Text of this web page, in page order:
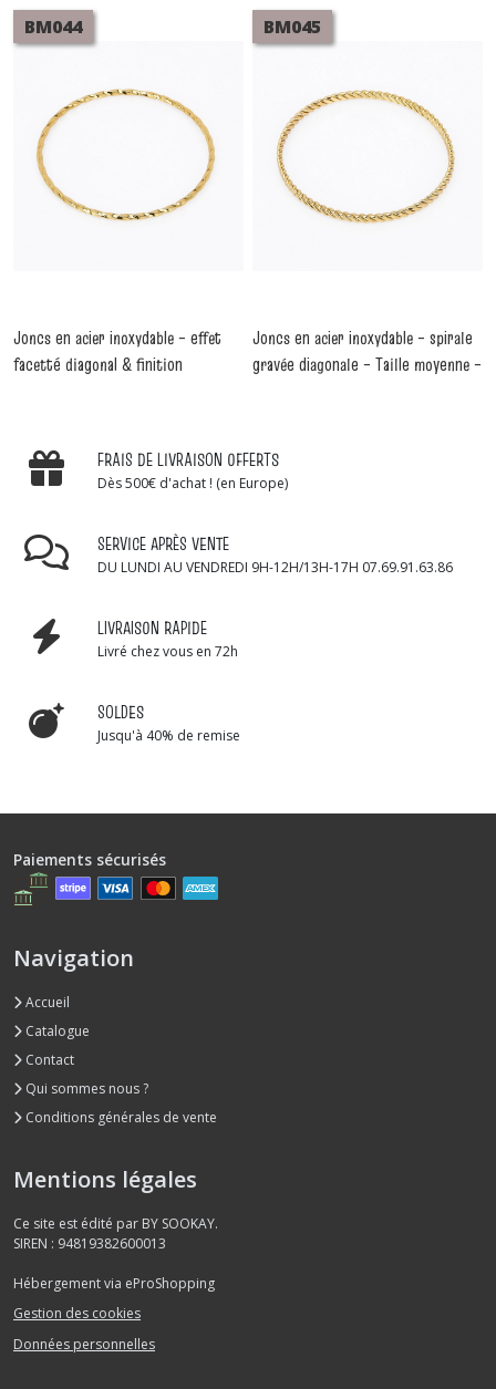
BM044
Joncs en acier inoxydable – effet
facetté diagonal & finition
BM045
Joncs en acier inoxydable – spirale
gravée diagonale – Taille moyenne –
FRAIS DE LIVRAISON OFFERTS
Dès 500€ d'achat ! (en Europe)
SERVICE APRÈS VENTE
DU LUNDI AU VENDREDI 9H-12H/13H-17H 07.69.91.63.86
LIVRAISON RAPIDE
Livré chez vous en 72h
SOLDES
Jusqu'à 40% de remise
Paiements sécurisés
Navigation
Accueil
Catalogue
Contact
Qui sommes nous ?
Conditions générales de vente
Mentions légales
Ce site est édité par BY SOOKAY.
SIREN : 94819382600013
Hébergement via eProShopping
Gestion des cookies
Données personnelles